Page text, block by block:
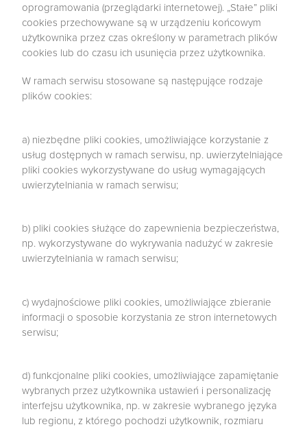
oprogramowania (przeglądarki internetowej). „Stałe” pliki
cookies przechowywane są w urządzeniu końcowym
użytkownika przez czas określony w parametrach plików
cookies lub do czasu ich usunięcia przez użytkownika.
W ramach serwisu stosowane są następujące rodzaje
plików cookies:
a) niezbędne pliki cookies, umożliwiające korzystanie z
usług dostępnych w ramach serwisu, np. uwierzytelniające
pliki cookies wykorzystywane do usług wymagających
uwierzytelniania w ramach serwisu;
b) pliki cookies służące do zapewnienia bezpieczeństwa,
np. wykorzystywane do wykrywania nadużyć w zakresie
uwierzytelniania w ramach serwisu;
c) wydajnościowe pliki cookies, umożliwiające zbieranie
informacji o sposobie korzystania ze stron internetowych
serwisu;
d) funkcjonalne pliki cookies, umożliwiające zapamiętanie
wybranych przez użytkownika ustawień i personalizację
interfejsu użytkownika, np. w zakresie wybranego języka
lub regionu, z którego pochodzi użytkownik, rozmiaru